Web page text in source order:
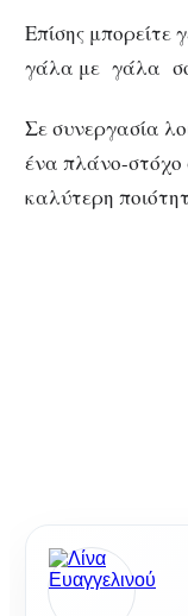
Επίσης μπορείτε
γάλα με γάλα
Σε συνεργασία
ένα πλάνο-στόχο
καλύτερη